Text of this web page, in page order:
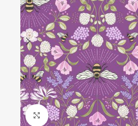
Klicken um zu vergrößern